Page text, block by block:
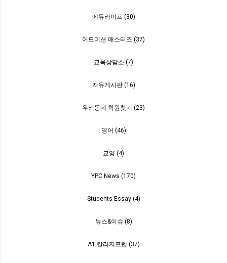
에듀라이프 (30)
어드미션 매스터즈 (37)
교육상담소 (7)
자유게시판 (16)
우리동네 학원찾기 (23)
영어 (46)
교양 (4)
YPC News (170)
Students Essay (4)
뉴스&이슈 (8)
A1 칼리지프렙 (37)